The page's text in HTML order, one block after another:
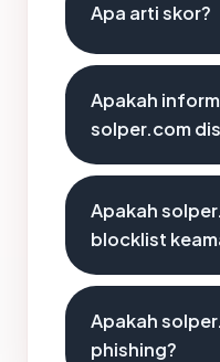
Apa arti skor?
Apakah
solper.com
Apakah
blocklist
Apakah
phishing?